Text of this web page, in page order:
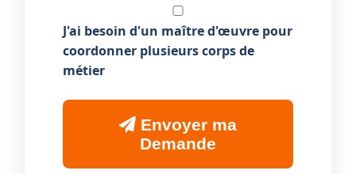
J'ai besoin d'un maître d'œuvre pour
coordonner plusieurs corps de
métier
Envoyer ma
Demande